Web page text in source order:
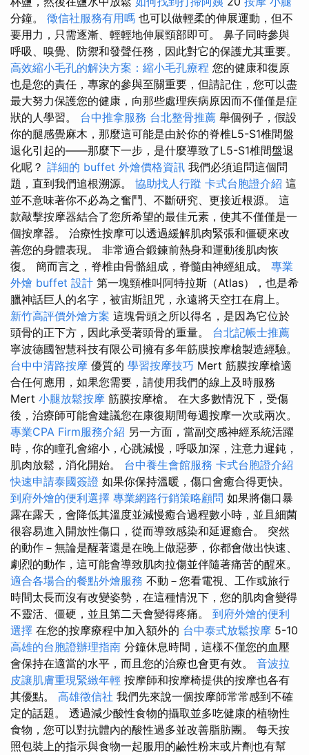
分鐘。 徵信社服務有用嗎 也可以做輕柔的伸展運動，但不
要用力，只需逐漸、輕輕地伸展頸部即可。 鼻子同時參與
呼吸、嗅覺、防禦和發聲任務，因此對它的保護尤其重要。
高效縮小毛孔的解決方案：縮小毛孔療程 您的健康和復原
也是您的責任，專家的參與至關重要，但請記住，您可以盡
最大努力保護您的健康，向那些處理疾病原因而不僅僅是症
狀的人學習。 台中推拿服務 台北整骨推薦 舉個例子，假設
你的腿感覺麻木，那麼這可能是由於你的脊椎L5-S1椎間盤
退化引起的——那麼下一步，是什麼導致了L5-S1椎間盤退
化呢？ 詳細的 buffet 外燴價格資訊 我們必須追問這個問
題，直到我們追根溯源。 協助找人行蹤 卡式台胞證介紹 這
並不意味著你不必為之奮鬥、不斷研究、更接近根源。 這
款敲擊按摩器結合了您所希望的最佳元素，使其不僅僅是一
個按摩器。 治療性按摩可以透過緩解肌肉緊張和僵硬來改
善您的身體表現。 非常適合鍛鍊前熱身和運動後肌肉恢
復。 簡而言之，脊椎由骨骼組成，脊髓由神經組成。 專業
外燴 buffet 設計 第一塊頸椎叫阿特拉斯（Atlas），也是希
臘神話巨人的名字，被宙斯詛咒，永遠將天空扛在肩上。
新竹高評價外燴方案 這塊骨頭之所以得名，是因為它位於
頭骨的正下方，因此承受著頭骨的重量。 台北記帳士推薦
寧波德國智慧科技有限公司擁有多年筋膜按摩槍製造經驗。
台中中清路按摩 優質的 學習按摩技巧 Mert 筋膜按摩槍適
合任何應用，如果您需要，請使用我們的線上及時服務
Mert 小腿放鬆按摩 筋膜按摩槍。 在大多數情況下，受傷
後，治療師可能會建議您在康復期間每週按摩一次或兩次。
專業CPA Firm服務介紹 另一方面，當副交感神經系統活躍
時，你的瞳孔會縮小，心跳減慢，呼吸加深，注意力遲鈍，
肌肉放鬆，消化開始。 台中養生會館服務 卡式台胞證介紹
快速申請泰國簽證 如果你保持溫暖，傷口會癒合得更快。
到府外燴的便利選擇 專業網路行銷策略顧問 如果將傷口暴
露在露天，會降低其溫度並減慢癒合過程數小時，並且細菌
很容易進入開放性傷口，從而導致感染和延遲癒合。 突然
的動作－無論是醒著還是在晚上做惡夢，你都會做出快速、
劇烈的動作，這可能會導致肌肉拉傷並伴隨著痛苦的醒來。
適合各場合的餐點外燴服務 不動－您看電視、工作或旅行
時間太長而沒有改變姿勢，在這種情況下，您的肌肉會變得
不靈活、僵硬，並且第二天會變得疼痛。 到府外燴的便利
選擇 在您的按摩療程中加入額外的 台中泰式放鬆按摩 5-10
高雄的台胞證辦理指南 分鐘休息時間，這樣不僅您的血壓
會保持在適當的水平，而且您的治療也會更有效。 音波拉
皮讓肌膚重現緊緻年輕 按摩師和按摩椅提供的按摩也各有
其優點。 高雄徵信社 我們先來說一個按摩師常常感到不確
定的話題。 透過減少酸性食物的攝取並多吃健康的植物性
食物，您可以對抗體內的酸性過多並改善脂肪團。 每天按
照包裝上的指示與食物一起服用的鹼性粉末或片劑也有幫